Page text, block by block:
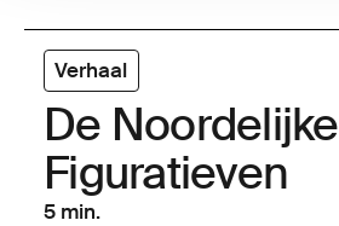
Verhaal
De Noordelijke
Figuratieven
5 min.